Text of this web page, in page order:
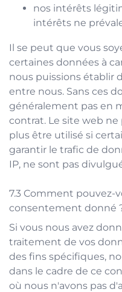
nos intérêts
intérêts ne
Il se peut que vous
certaines données à
nous puissions établir
entre nous. Sans ces
généralement pas en
contrat. Le site web
plus être utilisé si
garantir le trafic de
IP, ne sont pas
Comment pouvez-
consentement donné
Si vous nous avez
traitement de vos
des fins spécifiques,
dans le cadre de ce
où nous n'avons pas